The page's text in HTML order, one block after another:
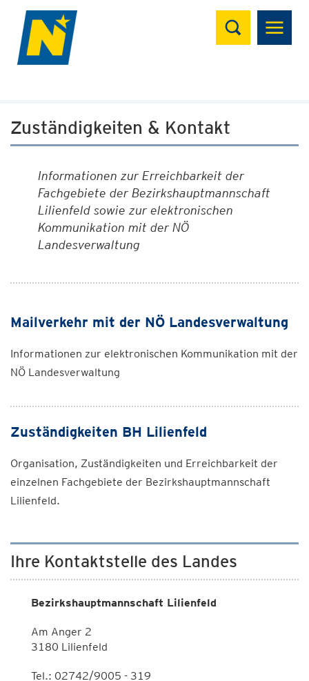
Suchen
Zuständigkeiten & Kontakt
Informationen zur Erreichbarkeit der
Fachgebiete der Bezirkshauptmannschaft
Lilienfeld sowie zur elektronischen
Kommunikation mit der NÖ
Landesverwaltung
Mailverkehr mit der NÖ Landesverwaltung
Informationen zur elektronischen Kommunikation mit der
NÖ Landesverwaltung
Zuständigkeiten BH Lilienfeld
Organisation, Zuständigkeiten und Erreichbarkeit der
einzelnen Fachgebiete der Bezirkshauptmannschaft
Lilienfeld.
Ihre Kontaktstelle des Landes
Bezirkshauptmannschaft Lilienfeld
Am Anger 2
3180 Lilienfeld
Tel.: 02742/9005 - 319